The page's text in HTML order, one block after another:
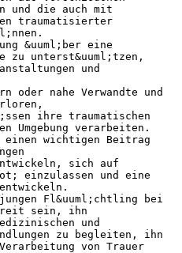
und die auch mit
traumatisierter
&uuml;ber eine
zu unterst&uuml;tzen,
und
oder nahe Verwandte und
ihre traumatischen
Umgebung verarbeiten.
einen wichtigen Beitrag
sich auf
einzulassen und eine
Fl&uuml;chtling bei
sein, ihn
und
zu begleiten, ihn
von Trauer